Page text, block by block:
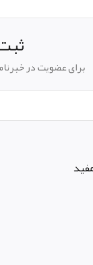
برای عضویت در